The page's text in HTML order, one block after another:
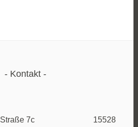
Kontakt
Straße 7c 15528